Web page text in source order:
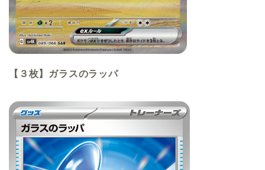
【３枚】ガラスのラッパ